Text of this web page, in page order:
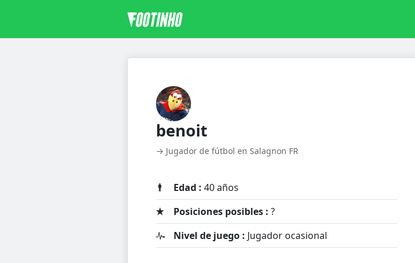
benoit
→ Jugador de fútbol en Salagnon FR
Edad : 40 años
Posiciones posibles : ?
Nivel de juego : Jugador ocasional